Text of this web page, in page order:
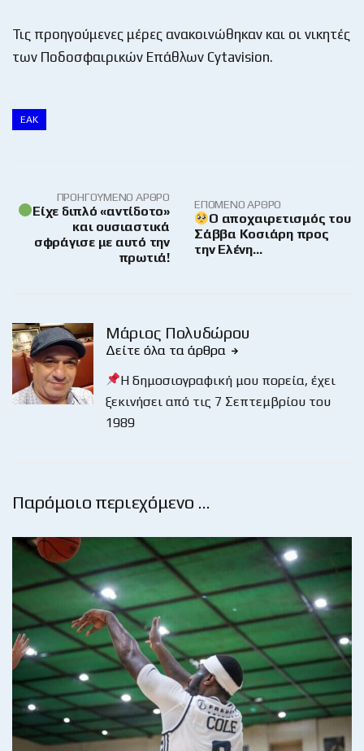
Τις προηγούμενες μέρες ανακοινώθηκαν και οι νικητές
των Ποδοσφαιρικών Επάθλων Cytavision.
ΕΑΚ
ΠΡΟΗΓΟΎΜΕΝΟ ΆΡΘΡΟ
Είχε διπλό «αντίδοτο»
και ουσιαστικά
σφράγισε με αυτό την
πρωτιά!
ΕΠΌΜΕΝΟ ΆΡΘΡΟ
Ο αποχαιρετισμός του
Σάββα Κοσιάρη προς
την Ελένη…
Μάριος Πολυδώρου
Δείτε όλα τα άρθρα
Η δημοσιογραφική μου πορεία, έχει
ξεκινήσει από τις 7 Σεπτεμβρίου του
1989
Παρόμοιο περιεχόμενο …